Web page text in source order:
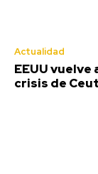
Actualidad
EEUU vuelve
crisis de